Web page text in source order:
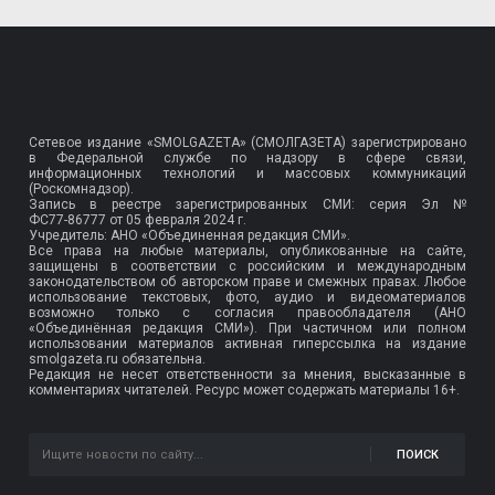
Сетевое издание «SMOLGAZETA» (СМОЛГАЗЕТА) зарегистрировано
в Федеральной службе по надзору в сфере связи,
информационных технологий и массовых коммуникаций
(Роскомнадзор).
Запись в реестре зарегистрированных СМИ: серия Эл №
ФС77-86777 от 05 февраля 2024 г.
Учредитель: АНО «Объединенная редакция СМИ».
Все права на любые материалы, опубликованные на сайте,
защищены в соответствии с российским и международным
законодательством об авторском праве и смежных правах. Любое
использование текстовых, фото, аудио и видеоматериалов
возможно только с согласия правообладателя (АНО
«Объединённая редакция СМИ»). При частичном или полном
использовании материалов активная гиперссылка на издание
smolgazeta.ru обязательна.
Редакция не несет ответственности за мнения, высказанные в
комментариях читателей. Ресурс может содержать материалы 16+.
ПОИСК